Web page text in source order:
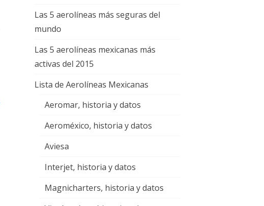
Las 5 aerolíneas más seguras del
mundo
Las 5 aerolíneas mexicanas más
activas del 2015
Lista de Aerolíneas Mexicanas
Aeromar, historia y datos
Aeroméxico, historia y datos
Aviesa
Interjet, historia y datos
Magnicharters, historia y datos